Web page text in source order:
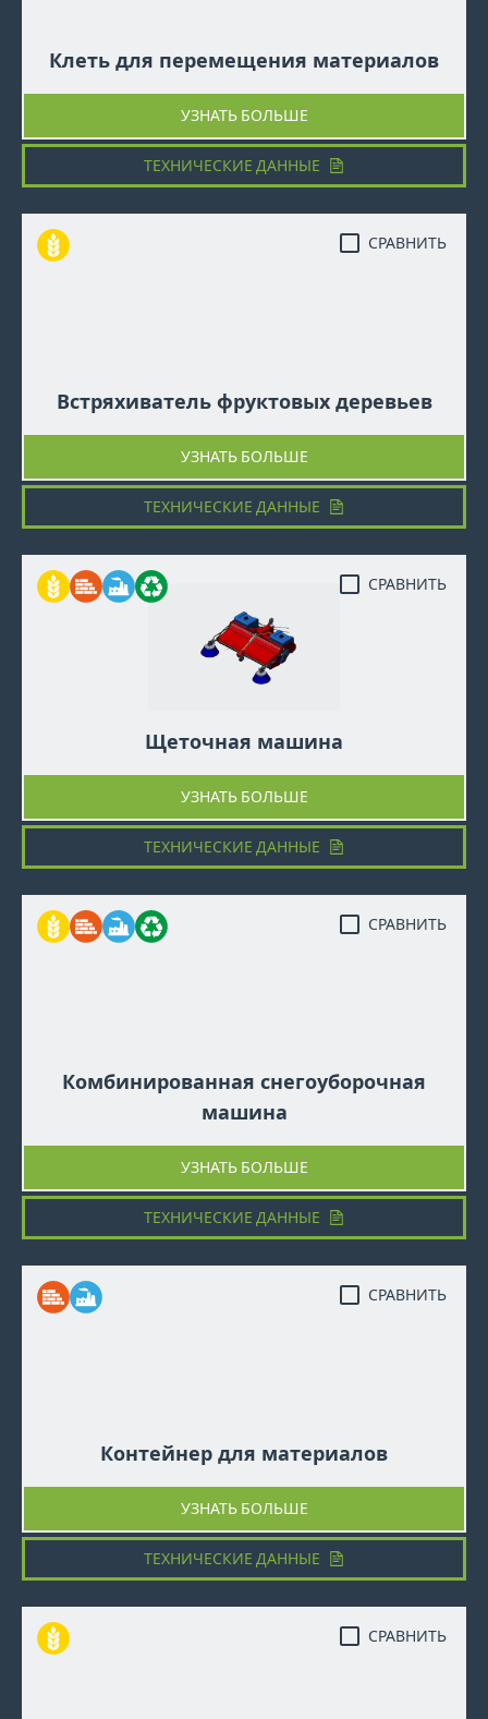
Клеть для перемещения материалов
УЗНАТЬ БОЛЬШЕ
ТЕХНИЧЕСКИЕ ДАННЫЕ
Встряхиватель фруктовых деревьев
УЗНАТЬ БОЛЬШЕ
СРАВНИТЬ
ТЕХНИЧЕСКИЕ ДАННЫЕ
Щеточная машина
УЗНАТЬ БОЛЬШЕ
СРАВНИТЬ
ТЕХНИЧЕСКИЕ ДАННЫЕ
Комбинированная снегоуборочная
машина
УЗНАТЬ БОЛЬШЕ
СРАВНИТЬ
ТЕХНИЧЕСКИЕ ДАННЫЕ
Контейнер для материалов
УЗНАТЬ БОЛЬШЕ
СРАВНИТЬ
ТЕХНИЧЕСКИЕ ДАННЫЕ
СРАВНИТЬ